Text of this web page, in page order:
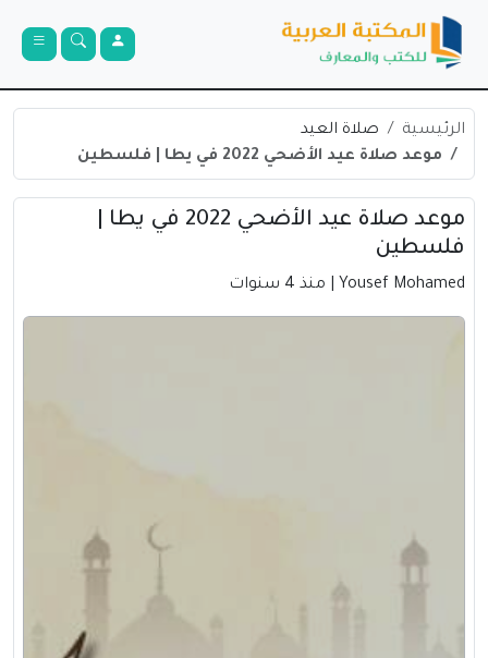
الرئيسية
صلاة العيد
موعد صلاة عيد الأضحي 2022 في يطا | فلسطين
موعد صلاة عيد الأضحي 2022 في يطا |
فلسطين
Yousef Mohamed | منذ 4 سنوات